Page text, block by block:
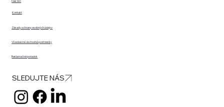
Náš tím
Kontakt
Zásady ochrany osobných údajov
Všeobecné obchodné podmienky
Reklamačné poriadok
SLEDUJTE NÁS